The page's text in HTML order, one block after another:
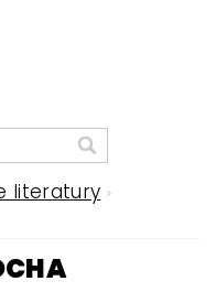
literatury